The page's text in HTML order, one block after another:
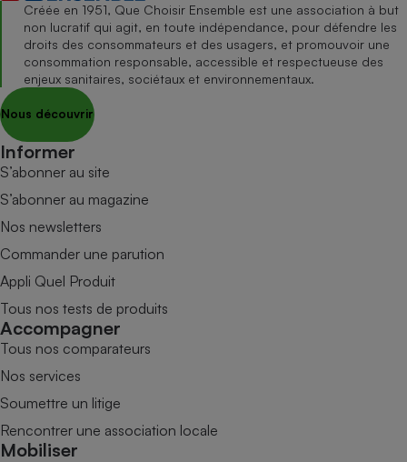
Créée en 1951, Que Choisir Ensemble est une association à but
non lucratif qui agit, en toute indépendance, pour défendre les
droits des consommateurs et des usagers, et promouvoir une
consommation responsable, accessible et respectueuse des
enjeux sanitaires, sociétaux et environnementaux.
Nous découvrir
Informer
S’abonner au site
S’abonner au magazine
Nos newsletters
Commander une parution
Appli Quel Produit
Tous nos tests de produits
Accompagner
Tous nos comparateurs
Nos services
Soumettre un litige
Rencontrer une association locale
Mobiliser